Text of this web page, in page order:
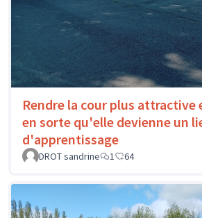
Rendre la cour plus attractive
en sorte qu'elle devienne un
d'apprentissage
DROT sandrine 1 64